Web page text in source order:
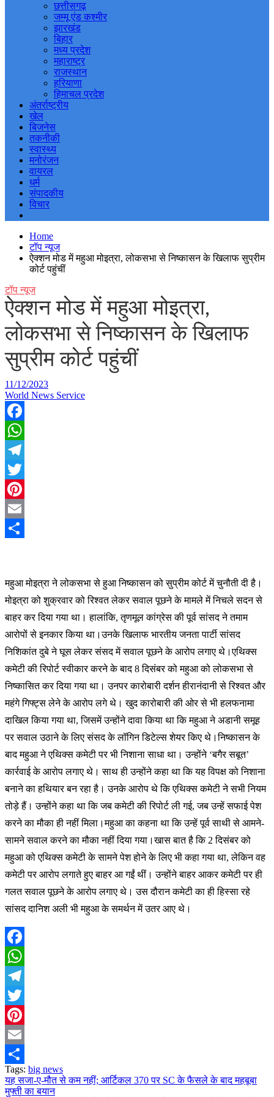
छत्तीसगढ़
जम्मू एंड कश्मीर
झारखंड
बिहार
मध्य प्रदेश
महाराष्ट्र
राजस्थान
हरियाणा
हिमाचल प्रदेश
अंतर्राष्ट्रीय
खेल
बिजनेस
तकनीकी
स्वास्थ्य
मनोरंजन
वायरल
धर्म
संपादकीय
विचार
Home
टॉप न्यूज
ऐक्शन मोड में महुआ मोइत्रा, लोकसभा से निष्कासन के खिलाफ सुप्रीम
कोर्ट पहुंचीं
टॉप न्यूज
ऐक्शन मोड में महुआ मोइत्रा,
लोकसभा से निष्कासन के खिलाफ
सुप्रीम कोर्ट पहुंचीं
11/12/2023
World News Service
Facebook
WhatsApp
Telegram
Twitter
Pinterest
Email
महुआ मोइत्रा ने लोकसभा से हुआ निष्कासन को सुप्रीम कोर्ट में चुनौती दी है।
मोइत्रा को शुक्रवार को रिश्वत लेकर सवाल पूछने के मामले में निचले सदन से
बाहर कर दिया गया था। हालांकि, तृणमूल कांग्रेस की पूर्व सांसद ने तमाम
आरोपों से इनकार किया था।उनके खिलाफ भारतीय जनता पार्टी सांसद
निशिकांत दुबे ने घूस लेकर संसद में सवाल पूछने के आरोप लगाए थे।एथिक्स
कमेटी की रिपोर्ट स्वीकार करने के बाद 8 दिसंबर को महुआ को लोकसभा से
निष्कासित कर दिया गया था। उनपर कारोबारी दर्शन हीरानंदानी से रिश्वत और
महंगे गिफ्ट्स लेने के आरोप लगे थे। खुद कारोबारी की ओर से भी हलफनामा
दाखिल किया गया था, जिसमें उन्होंने दावा किया था कि महुआ ने अडानी समूह
पर सवाल उठाने के लिए संसद के लॉगिन डिटेल्स शेयर किए थे।निष्कासन के
बाद महुआ ने एथिक्स कमेटी पर भी निशाना साधा था। उन्होंने ‘बगैर सबूत’
कार्रवाई के आरोप लगाए थे। साथ ही उन्होंने कहा था कि यह विपक्ष को निशाना
बनाने का हथियार बन रहा है। उनके आरोप थे कि एथिक्स कमेटी ने सभी नियम
तोड़े हैं। उन्होंने कहा था कि जब कमेटी की रिपोर्ट ली गई, जब उन्हें सफाई पेश
करने का मौका ही नहीं मिला।महुआ का कहना था कि उन्हें पूर्व साथी से आमने-
सामने सवाल करने का मौका नहीं दिया गया।खास बात है कि 2 दिसंबर को
महुआ को एथिक्स कमेटी के सामने पेश होने के लिए भी कहा गया था, लेकिन वह
कमेटी पर आरोप लगाते हुए बाहर आ गईं थीं। उन्होंने बाहर आकर कमेटी पर ही
गलत सवाल पूछने के आरोप लगाए थे। उस दौरान कमेटी का ही हिस्सा रहे
सांसद दानिश अली भी महुआ के समर्थन में उतर आए थे।
Facebook
WhatsApp
Telegram
Twitter
Pinterest
Email
Share
Tags: big news
Post
यह सजा-ए-मौत से कम नहीं; आर्टिकल 370 पर SC के फैसले के बाद महबूबा
मुफ्ती का बयान